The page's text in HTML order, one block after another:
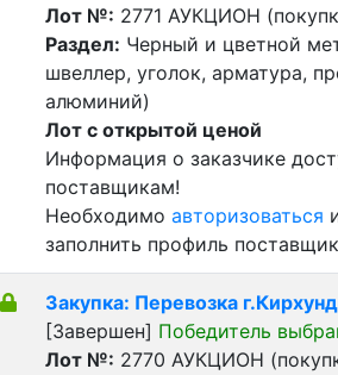
Лот №: 2771 АУКЦИОН
Раздел: Черный и цветной
швеллер, уголок, арматура,
алюминий)
Лот с открытой ценой
Информация о заказчике
поставщикам!
Необходимо авторизоваться
заполнить профиль
Закупка: Перевозка
[Завершен] Победитель
Лот №: 2770 АУКЦИОН